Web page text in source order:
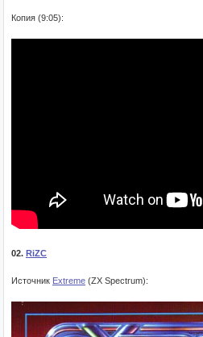
Копия (9:05):
02. RiZC
Источник Extreme (ZX Spectrum):